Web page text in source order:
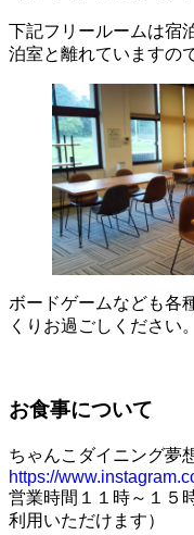
下記フリールームは宿
泊室と離れていますの
ボードゲームなども各
くりお過ごしください。
お食事について
ちゃんこダイニング夢
https://
営業時間１１時～１５
利用いただけます）